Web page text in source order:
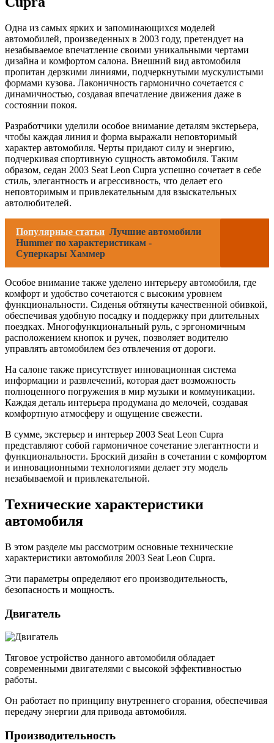
Одна из самых ярких и запоминающихся моделей
автомобилей, произведенных в 2003 году, претендует на
незабываемое впечатление своими уникальными чертами
дизайна и комфортом салона. Внешний вид автомобиля
пропитан дерзкими линиями, подчеркнутыми мускулистыми
формами кузова. Лаконичность гармонично сочетается с
динамичностью, создавая впечатление движения даже в
состоянии покоя.
Разработчики уделили особое внимание деталям экстерьера,
чтобы каждая линия и форма выражали неповторимый
характер автомобиля. Черты придают силу и энергию,
подчеркивая спортивную сущность автомобиля. Таким
образом, седан 2003 Seat Leon Cupra успешно сочетает в себе
стиль, элегантность и агрессивность, что делает его
неповторимым и привлекательным для взыскательных
автолюбителей.
Популярные статьи Лучшие автомобили
Hummer по характеристикам -
Суперкары Хаммер
Особое внимание также уделено интерьеру автомобиля, где
комфорт и удобство сочетаются с высоким уровнем
функциональности. Сиденья обтянуты качественной обивкой,
обеспечивая удобную посадку и поддержку при длительных
поездках. Многофункциональный руль, с эргономичным
расположением кнопок и ручек, позволяет водителю
управлять автомобилем без отвлечения от дороги.
На салоне также присутствует инновационная система
информации и развлечений, которая дает возможность
полноценного погружения в мир музыки и коммуникации.
Каждая деталь интерьера продумана до мелочей, создавая
комфортную атмосферу и ощущение свежести.
В сумме, экстерьер и интерьер 2003 Seat Leon Cupra
представляют собой гармоничное сочетание элегантности и
функциональности. Броский дизайн в сочетании с комфортом
и инновационными технологиями делает эту модель
незабываемой и привлекательной.
Технические характеристики
автомобиля
В этом разделе мы рассмотрим основные технические
характеристики автомобиля 2003 Seat Leon Cupra.
Эти параметры определяют его производительность,
безопасность и мощность.
Двигатель
Тяговое устройство данного автомобиля обладает
современными двигателями с высокой эффективностью
работы.
Он работает по принципу внутреннего сгорания, обеспечивая
передачу энергии для привода автомобиля.
Производительность